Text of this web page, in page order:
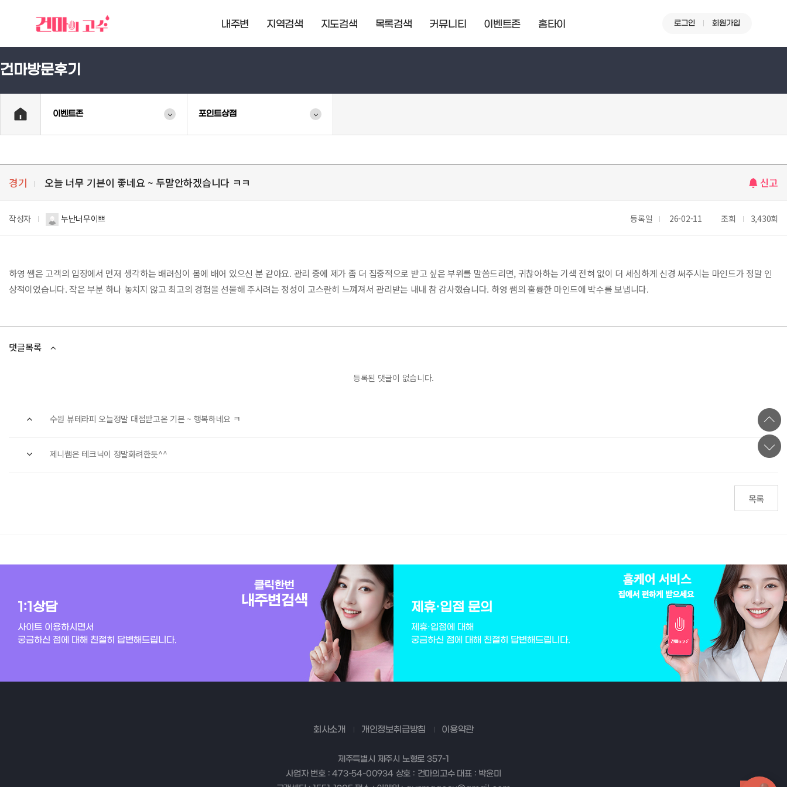
내주변 지역검색 지도검색 목록검색 커뮤니티 이벤트존 홈타이 로그인 회원가입
건마방문후기
이벤트존 포인트상점
경기 오늘 너무 기븐이 좋네요 ~ 두말안하겠습니다 ㅋㅋ 신고
작성자 누난너무이쁘 등록일 26-02-11 조회 3,430회
하영 쌤은 고객의 입장에서 먼저 생각하는 배려심이 몸에 배어 있으신 분 같아요. 관리 중에 제가 좀 더 집중적으로 받고 싶은 부위를 말씀드리면, 귀찮아하는 기색 전혀 없이 더 세심하게 신경 써주시는 마인드가 정말 인
상적이었습니다. 작은 부분 하나 놓치지 않고 최고의 경험을 선물해 주시려는 정성이 고스란히 느껴져서 관리받는 내내 참 감사했습니다. 하영 쌤의 훌륭한 마인드에 박수를 보냅니다.
댓글목록
등록된 댓글이 없습니다.
수원 뷰테라피 오늘정말 대접받고온 기븐 ~ 행복하네요 ㅋ
제니쌤은 테크닉이 정말화려한듯^^
목록
1:1상담
사이트 이용하시면서
궁금하신 점에 대해 친절히 답변해드립니다.
제휴·입점 문의
제휴·입점에 대해
궁금하신 점에 대해 친절히 답변해드립니다.
회사소개 개인정보취급방침 이용약관
제주특별시 제주시 노형로 357-1
사업자 번호 : 473-54-00934 상호 : 건마의고수 대표 : 박윤미